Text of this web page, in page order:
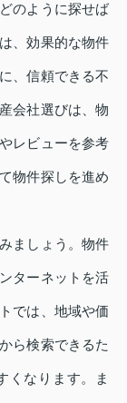
のように探せば
、効果的な物件
、信頼できる不
会社選びは、物
レビューを参考
物件探しを進め
ましょう。物件
ターネットを活
では、地域や価
ら検索できるた
くなります。ま